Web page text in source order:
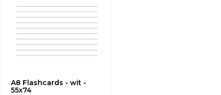
A8 Flashcards - wit -
55x74